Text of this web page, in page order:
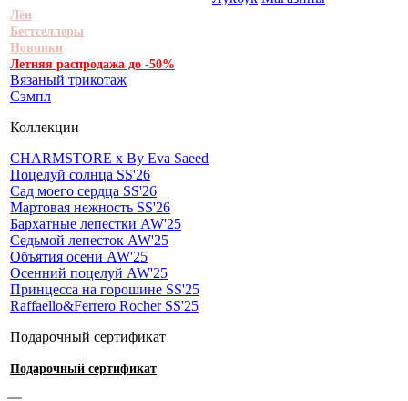
Лён
Бестселлеры
Новинки
Летняя распродажа до -50%
Вязаный трикотаж
Сэмпл
Коллекции
CHARMSTORE х By Eva Saeed
Поцелуй солнца SS'26
Сад моего сердца SS'26
Мартовая нежность SS'26
Бархатные лепестки AW'25
Седьмой лепесток AW'25
Объятия осени AW'25
Осенний поцелуй AW'25
Принцесса на горошине SS'25
Raffaello&Ferrero Rocher SS'25
Подарочный сертификат
Подарочный сертификат